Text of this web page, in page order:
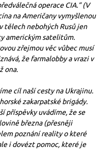
operace CIA.“ (V
na Američany vymyšlenou
tělech nebohých Rusů jen
americkým satelitům.
zřejmou věc vůbec musí
že farmalobby a vrazi v
ona.
cíl naší cesty na Ukrajinu.
zakarpatské brigády.
příspěvky uvádíme, že se
března (přesněji
poznání reality o které
i dovézt pomoc, které je